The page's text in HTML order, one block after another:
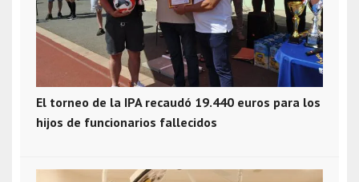
El torneo de la IPA recaudó 19.440 euros para los
hijos de funcionarios fallecidos